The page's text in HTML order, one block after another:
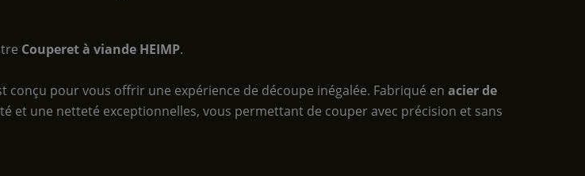
Couperet à viande HEIMP.
pour vous offrir une expérience de découpe inégalée. Fabriqué en acier de
et une netteté exceptionnelles, vous permettant de couper avec précision et sans